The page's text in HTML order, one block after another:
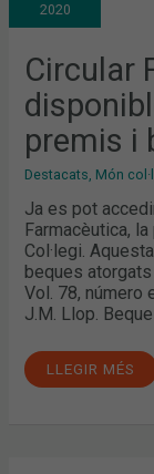
2020
Circular
premis i
Destacats Món
Ja es pot
Farmacèutica,
Col·legi.
beques
Vol. 78, número
J.M. Llop.
ESPECIAL
DE
I
BEQUES
LLEGIR MÉS